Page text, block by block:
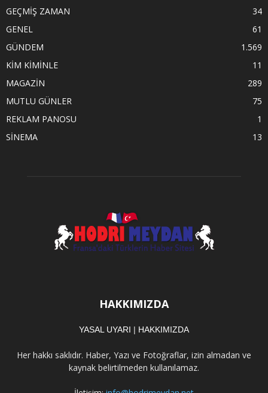
GEÇMİŞ ZAMAN
34
GENEL
61
GÜNDEM
1.569
KİM KİMİNLE
11
MAGAZİN
289
MUTLU GÜNLER
75
REKLAM PANOSU
1
SİNEMA
13
HAKKIMIZDA
YASAL UYARI | HAKKIMIZDA
Her hakkı saklıdır. Haber, Yazı ve Fotoğraflar, izin almadan ve
kaynak belirtilmeden kullanılamaz.